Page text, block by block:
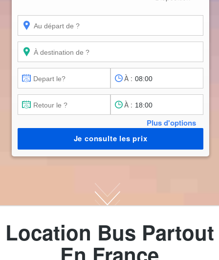
À :
À :
Plus d'options
Je consulte les prix
Location Bus Partout